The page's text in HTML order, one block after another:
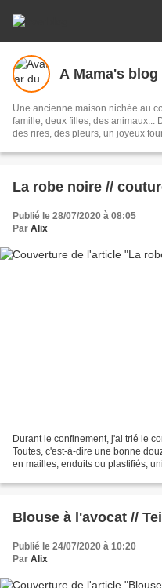
A Mama's blog
Une ancienne maison nichée au
famille, deux filles, des animaux...
des rires, des pleurs, un joyeux
La robe noire //
Publié le 28/07/2020 à 08:05
Par Alix
Durant le confinement, j'ai trié le
Toutes, c'est-à-dire une bonne
en mailles, enduits ou plastifiés,
Blouse à l'avocat //
Publié le 24/07/2020 à 10:20
Par Alix